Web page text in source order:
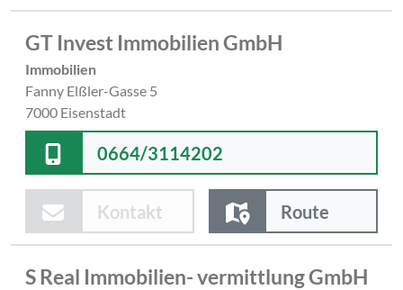
GT Invest Immobilien GmbH
Immobilien
Fanny Elßler-Gasse 5
7000 Eisenstadt
0664/3114202
Kontakt Route
S Real Immobilien- vermittlung GmbH